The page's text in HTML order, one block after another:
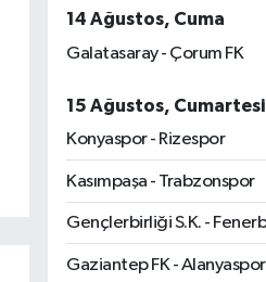
14 Ağustos, Cuma
Galatasaray - Çorum FK
15 Ağustos, Cumartesi
Konyaspor - Rizespor
Kasımpaşa - Trabzonspor
Gençlerbirliği S.K. -
Gaziantep FK - Alanyaspor